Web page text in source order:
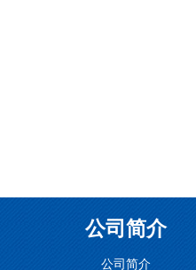
公司简介
公司简介